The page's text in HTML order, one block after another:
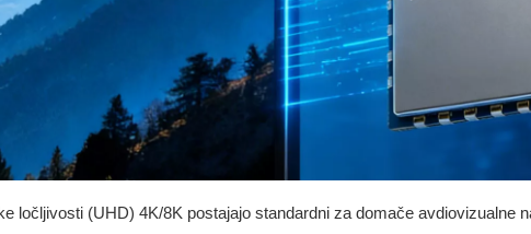
ločljivosti (UHD) 4K/8K postajajo standardni za domače avdiovizualne